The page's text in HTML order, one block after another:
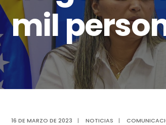
mil
16 DE MARZO DE 2023 | NOTICIAS |